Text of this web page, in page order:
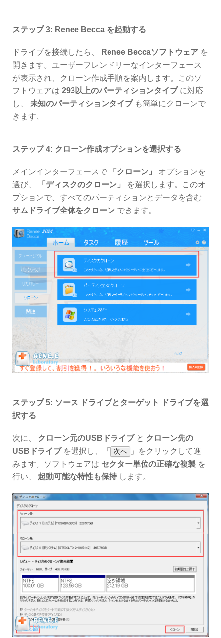
ステップ 3: Renee Becca を起動する
ドライブを接続したら、 Renee Beccaソフトウェア を
開きます。ユーザーフレンドリーなインターフェース
が表示され、クローン作成手順を案内します。このソ
フトウェアは 293以上のパーティションタイプに対応
し、 未知のパーティションタイプも簡単にクローンで
きます。
ステップ 4: クローン作成オプションを選択する
メインインターフェースで 「クローン」
オプションを
選び、
「ディスクのクローン」
を選択します。このオ
プションで、すべてのパーティションとデータを含む
サムドライブ全体をクローン できます。
ステップ 5: ソース ドライブとターゲット ドライブを選
択する
次に、 クローン元のUSBドライブと クローン先の
USBドライブを選択し、「 次へ
」をクリックして進
みます。ソフトウェアは セクター単位の正確な複製 を
行い、 起動可能な特性も保持 します。